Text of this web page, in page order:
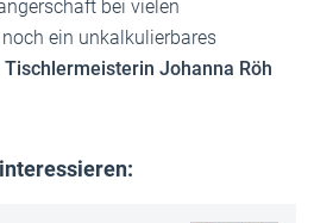
bei vielen
ein unkalkulierbares
Tischlermeisterin Johanna Röh